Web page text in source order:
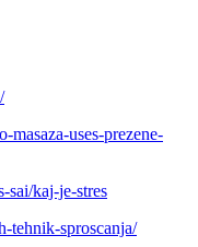
masaza-uses-prezene-
sai/kaj-je-stres
tehnik-sproscanja/